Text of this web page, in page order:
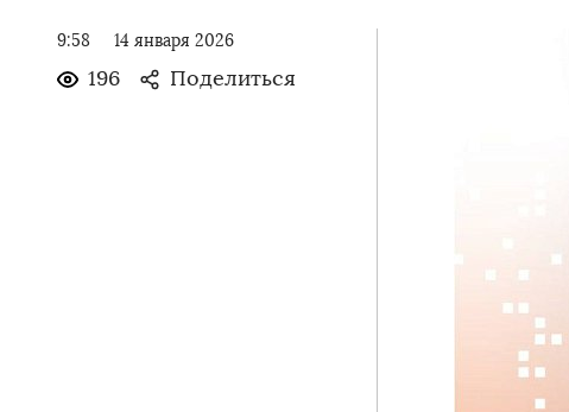
9:58 14 января 2026
196 Поделиться